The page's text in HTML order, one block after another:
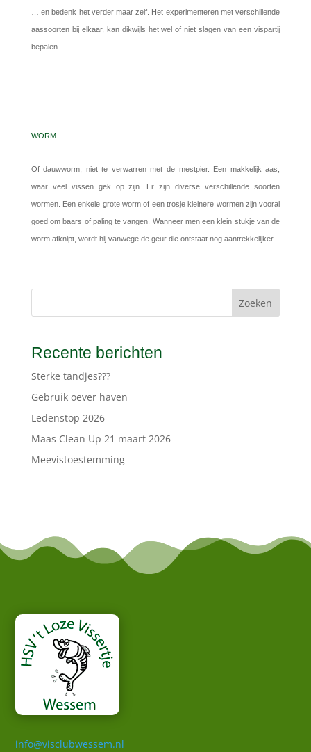
… en bedenk het verder maar zelf. Het experimenteren met verschillende
aassoorten bij elkaar, kan dikwijls het wel of niet slagen van een vispartij
bepalen.
WORM
Of dauwworm, niet te verwarren met de mestpier. Een makkelijk aas,
waar veel vissen gek op zijn. Er zijn diverse verschillende soorten
wormen. Een enkele grote worm of een trosje kleinere wormen zijn vooral
goed om baars of paling te vangen. Wanneer men een klein stukje van de
worm afknipt, wordt hij vanwege de geur die ontstaat nog aantrekkelijker.
Zoeken
Recente berichten
Sterke tandjes???
Gebruik oever haven
Ledenstop 2026
Maas Clean Up 21 maart 2026
Meevistoestemming
info@visclubwessem.nl